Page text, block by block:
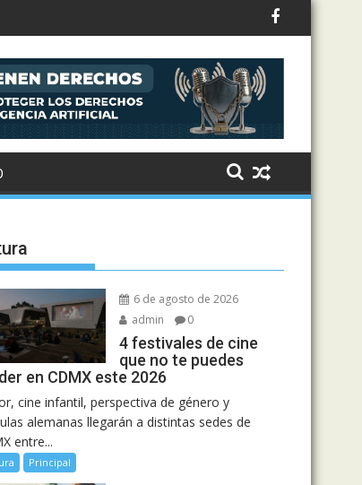
Mars y más estrellas se suman al álbum
6 de agosto de 2026
admin
0
4 festivales de cine
que no te puedes
en CDMX este 2026
cine infantil, perspectiva de género y
alemanas llegarán a distintas sedes de
entre...
Principal